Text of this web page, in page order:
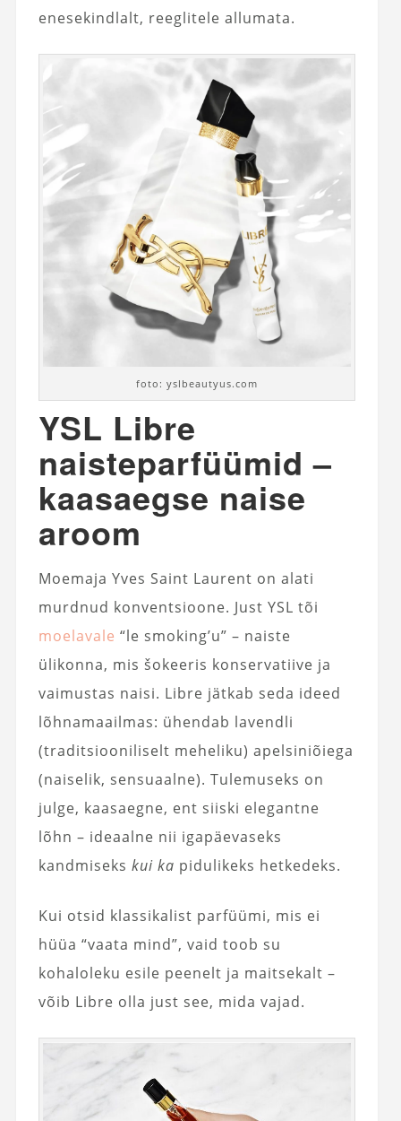
enesekindlalt, reeglitele allumata.
foto: yslbeautyus.com
YSL Libre
naisteparfüümid –
kaasaegse naise
aroom
Moemaja Yves Saint Laurent on alati
murdnud konventsioone. Just YSL tõi
moelavale “le smoking’u” – naiste
ülikonna, mis šokeeris konservatiive ja
vaimustas naisi. Libre jätkab seda ideed
lõhnamaailmas: ühendab lavendli
(traditsiooniliselt meheliku) apelsiniõiega
(naiselik, sensuaalne). Tulemuseks on
julge, kaasaegne, ent siiski elegantne
lõhn – ideaalne nii igapäevaseks
kandmiseks kui ka pidulikeks hetkedeks.
Kui otsid klassikalist parfüümi, mis ei
hüüa “vaata mind”, vaid toob su
kohaloleku esile peenelt ja maitsekalt –
võib Libre olla just see, mida vajad.